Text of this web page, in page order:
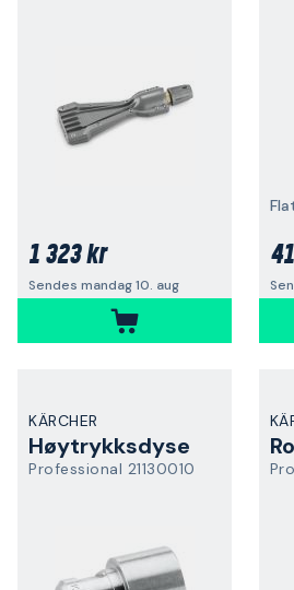
1 323 kr
Sendes mandag 10. aug
KÄRCHER
Høytrykksdyse
Professional 21130010